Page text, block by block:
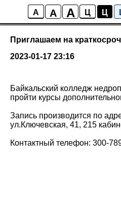
A A A Ц Ц
Новости
Приглашаем на
2023-01-17 23:16
Байкальский колледж
пройти курсы
Запись производится по
ул.Ключевская, 41, 215
Контактный телефон: 300-